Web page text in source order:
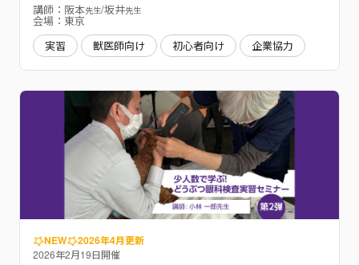
講師：阪本先生/坂井先生
会場：東京
実習
獣医師向け 初心者向け 企業協力
NEW 2026年4月更新
2026年2月19日開催